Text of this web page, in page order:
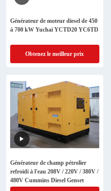
Générateur de moteur diesel de 450
à 700 kW Yuchai YCTD20 YC6TD
Obtenez le meilleur prix
Générateur de champ pétrolier
refroidi à l'eau 208V / 220V / 380V /
480V Cummins Diesel Genset